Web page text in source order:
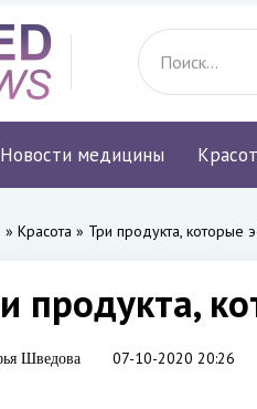
Новости медицины
» Красота » Три продукта, которые
продукта,
Шведова 07-10-2020 20:26